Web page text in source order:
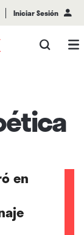
Iniciar Sesión
en